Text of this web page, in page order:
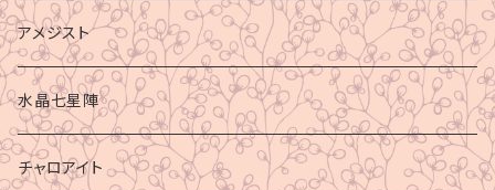
アメジスト
水晶七星陣
チャロアイト